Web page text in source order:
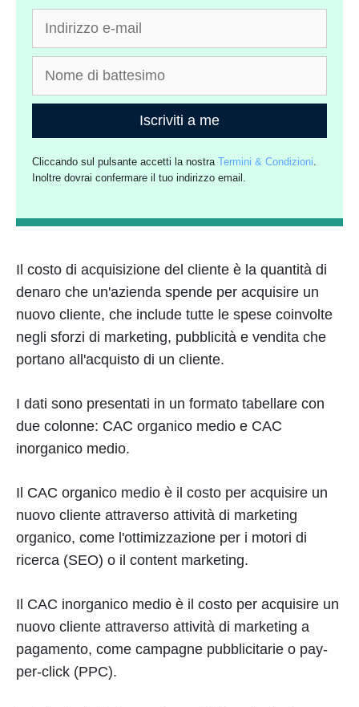
Iscriviti a me
Cliccando sul pulsante accetti la nostraTermini & Condizioni.
Inoltre dovrai confermare il tuo indirizzo email.
Il costo di acquisizione del cliente è la quantità di
denaro che un'azienda spende per acquisire un
nuovo cliente, che include tutte le spese coinvolte
negli sforzi di marketing, pubblicità e vendita che
portano all'acquisto di un cliente.
I dati sono presentati in un formato tabellare con
due colonne: CAC organico medio e CAC
inorganico medio.
Il CAC organico medio è il costo per acquisire un
nuovo cliente attraverso attività di marketing
organico, come l'ottimizzazione per i motori di
ricerca (SEO) o il content marketing.
Il CAC inorganico medio è il costo per acquisire un
nuovo cliente attraverso attività di marketing a
pagamento, come campagne pubblicitarie o pay-
per-click (PPC).